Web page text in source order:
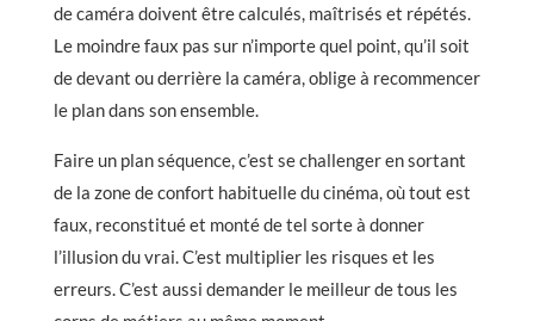
de caméra doivent être calculés, maîtrisés et répétés.
Le moindre faux pas sur n’importe quel point, qu’il soit
de devant ou derrière la caméra, oblige à recommencer
le plan dans son ensemble.
Faire un plan séquence, c’est se challenger en sortant
de la zone de confort habituelle du cinéma, où tout est
faux, reconstitué et monté de tel sorte à donner
l’illusion du vrai. C’est multiplier les risques et les
erreurs. C’est aussi demander le meilleur de tous les